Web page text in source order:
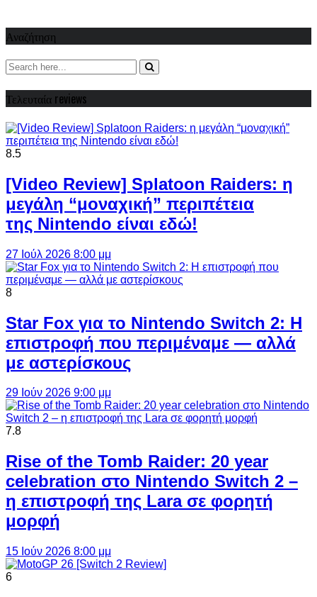
Αναζήτηση
Τελευταία reviews
8.5
[Video Review] Splatoon Raiders: η
μεγάλη “μοναχική” περιπέτεια
της Nintendo είναι εδώ!
27 Ιούλ 2026 8:00 μμ
8
Star Fox για το Nintendo Switch 2: Η
επιστροφή που περιμέναμε — αλλά
με αστερίσκους
29 Ιούν 2026 9:00 μμ
7.8
Rise of the Tomb Raider: 20 year
celebration στο Nintendo Switch 2 –
η επιστροφή της Lara σε φορητή
μορφή
15 Ιούν 2026 8:00 μμ
6